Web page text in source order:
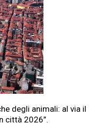
degli animali: al via il
città 2026”.